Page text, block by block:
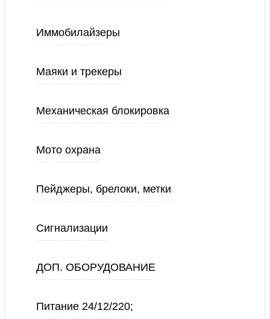
Иммобилайзеры
Маяки и трекеры
Механическая блокировка
Мото охрана
Пейджеры, брелоки, метки
Сигнализации
ДОП. ОБОРУДОВАНИЕ
Питание 24/12/220;